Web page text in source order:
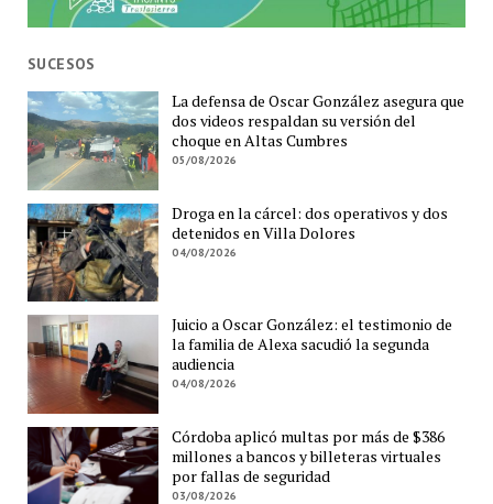
SUCESOS
La defensa de Oscar González asegura que
dos videos respaldan su versión del
choque en Altas Cumbres
05/08/2026
Droga en la cárcel: dos operativos y dos
detenidos en Villa Dolores
04/08/2026
Juicio a Oscar González: el testimonio de
la familia de Alexa sacudió la segunda
audiencia
04/08/2026
Córdoba aplicó multas por más de $386
millones a bancos y billeteras virtuales
por fallas de seguridad
03/08/2026